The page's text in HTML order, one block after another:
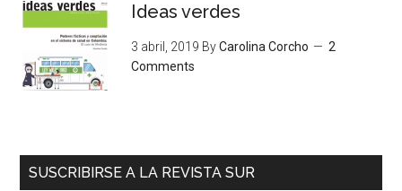
Ideas verdes
3 abril, 2019 ByCarolina Corcho
2
Comments
SUSCRIBIRSE A LA REVISTA SUR